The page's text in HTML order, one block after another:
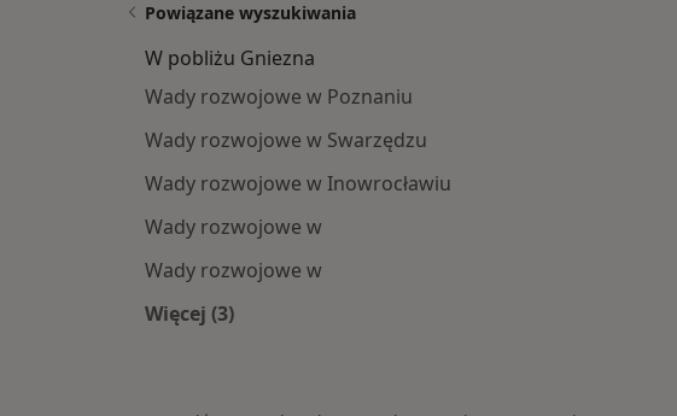
Powiązane wyszukiwania
W pobliżu Gniezna
Wady rozwojowe w Poznaniu
Wady rozwojowe w Swarzędzu
Wady rozwojowe w Inowrocławiu
Wady rozwojowe w
Wady rozwojowe w
Więcej (3)